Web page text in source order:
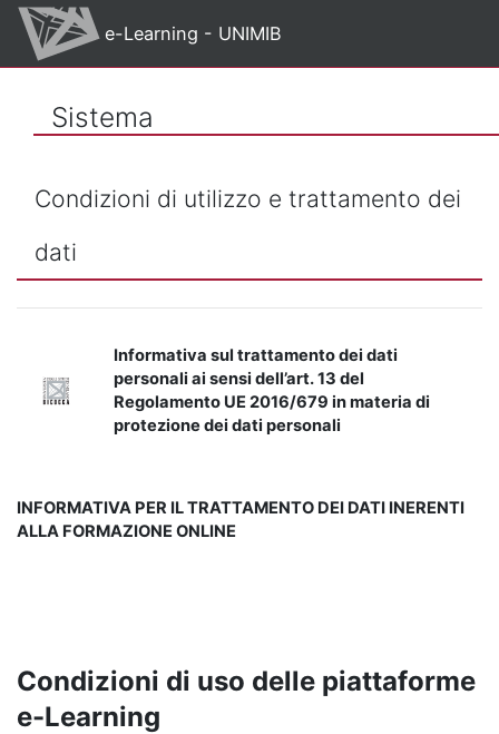
Vai al contenuto principale
e-Learning - UNIMIB
Sistema
Condizioni di utilizzo e trattamento dei
dati
Informativa sul trattamento dei dati
personali ai sensi dell’art. 13 del
Regolamento UE 2016/679 in materia di
protezione dei dati personali
INFORMATIVA PER IL TRATTAMENTO DEI DATI INERENTI
ALLA FORMAZIONE ONLINE
Condizioni di uso delle piattaforme
e-Learning